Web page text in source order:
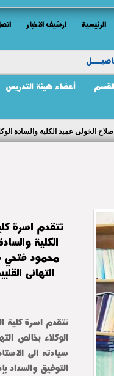
الرئيسية ارشيف الاخبار
أعضاء هيئة التدريس
صلاح الخولى عميد الكلية والسادة
تتقدم اسرة
الكلية
محمود فتحي
التهانى
تتقدم اسرة كلية
الوكلاء بخالص
سيادته الى
التوفيق والسداد